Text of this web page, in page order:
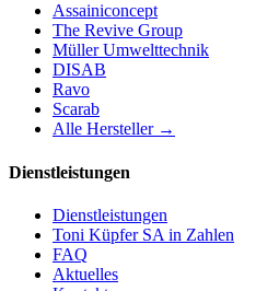
Assainiconcept
The Revive Group
Müller Umwelttechnik
DISAB
Ravo
Scarab
Alle Hersteller →
Dienstleistungen
Dienstleistungen
Toni Küpfer SA in Zahlen
FAQ
Aktuelles